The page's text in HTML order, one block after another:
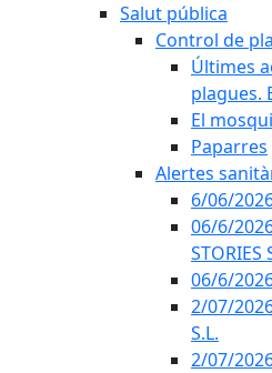
Salut pública
Control de
Últimes
plagues.
El
Paparres
Alertes
6/06/
06/6/
STORIES
06/6/
2/07/
S.L.
2/07/